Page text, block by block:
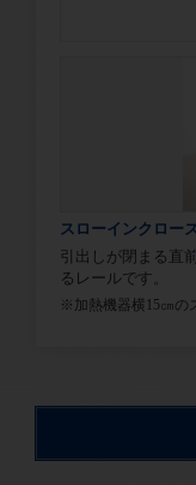
スローインクロー
引出しが閉まる直
るレールです。
※加熱機器横15㎝の